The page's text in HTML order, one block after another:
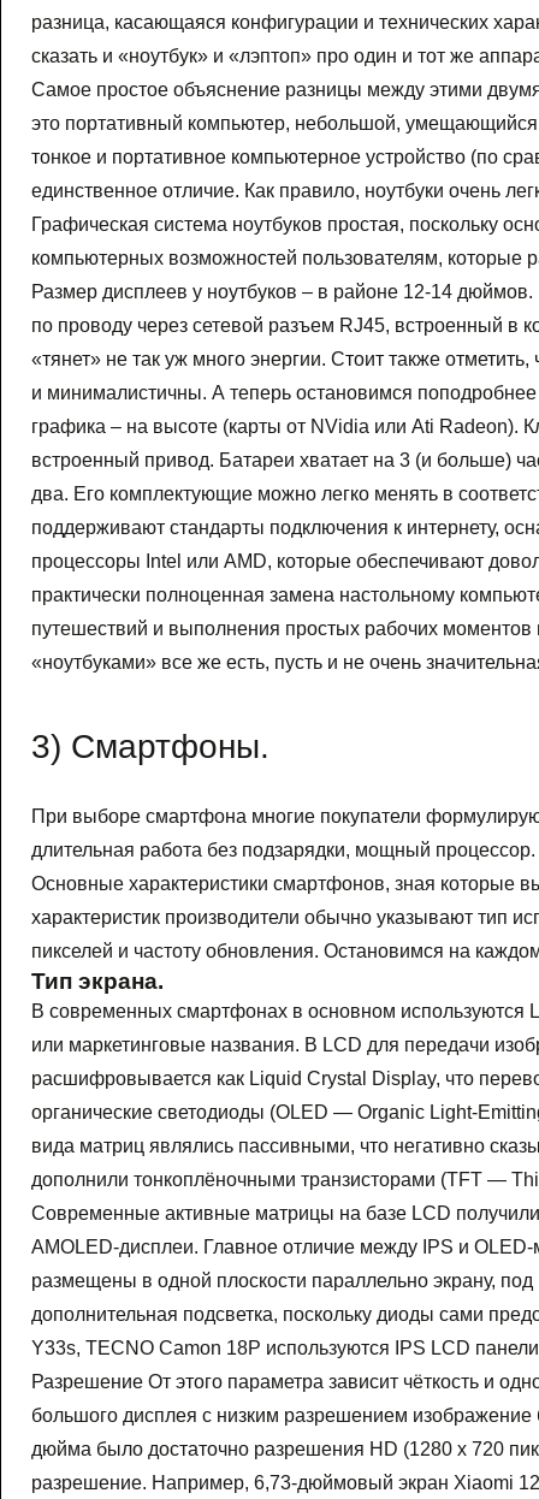
разница, касающаяся конфигурации и технических
сказать и «ноутбук» и «лэптоп» про один и тот же
Самое простое объяснение разницы между этими
это портативный компьютер, небольшой, умещающийся
тонкое и портативное компьютерное устройство (по
единственное отличие. Как правило, ноутбуки очень
Графическая система ноутбуков простая, поскольку
компьютерных возможностей пользователям,
Размер дисплеев у ноутбуков – в районе 12-14
по проводу через сетевой разъем RJ45, встроенный в
«тянет» не так уж много энергии. Стоит также
и минималистичны. А теперь остановимся
графика – на высоте (карты от NVidia или Ati Radeon).
встроенный привод. Батареи хватает на 3 (и больше)
два. Его комплектующие можно легко менять в
поддерживают стандарты подключения к интернету,
процессоры Intel или AMD, которые обеспечивают
практически полноценная замена настольному
путешествий и выполнения простых рабочих
«ноутбуками» все же есть, пусть и не очень
3) Смартфоны.
При выборе смартфона многие покупатели
длительная работа без подзарядки, мощный
Основные характеристики смартфонов, зная которые
характеристик производители обычно указывают тип
пикселей и частоту обновления. Остановимся на
Тип экрана.
В современных смартфонах в основном используются
или маркетинговые названия. В LCD для передачи
расшифровывается как Liquid Crystal Display, что
органические светодиоды (OLED — Organic Light-
вида матриц являлись пассивными, что негативно
дополнили тонкоплёночными транзисторами (TFT —
Современные активные матрицы на базе LCD
AMOLED-дисплеи. Главное отличие между IPS и
размещены в одной плоскости параллельно экрану,
дополнительная подсветка, поскольку диоды сами
Y33s, TECNO Camon 18P используются IPS LCD
Разрешение От этого параметра зависит чёткость и
большого дисплея с низким разрешением
дюйма было достаточно разрешения HD (1280 х 720
разрешение. Например, 6,73-дюймовый экран Xiaomi